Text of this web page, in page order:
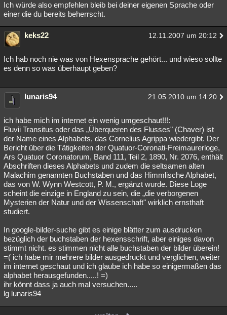
Ich würde also empfehlen bleib bei deiner eigenen Sprache oder
einer die du bereits beherrscht.
keks22 12.11.2007 um 20:12
Ich hab noch nie was von Hexensprache gehört... und wieso sollte
es denn so was überhaupt geben?
lunaris94 21.05.2010 um 14:20
ich habe mich im internet ein wenig umgeschaut!!!:
Fluvii Transitus oder das „Überqueren des Flusses" (Chaver) ist
der Name eines Alphabets, das Cornelius Agrippa wiedergibt. Der
Bericht über die Tätigkeiten der Quatuor-Coronati-Freimaurerloge,
Ars Quatuor Coronatorum, Band 111, Teil 2, 1890, Nr. 2076, enthält
Abschriften dieses Alphabets und zudem die seltsamen alten
Malachim genannten Buchstaben und das Himmlische Alphabet,
das von W. Wynn Westcott, P. M., ergänzt wurde. Diese Loge
scheint die einzige in England zu sein, die „die verborgenen
Mysterien der Natur und der Wissenschaft" wirklich ernsthaft
studiert.
In google-bilder-suche gibt es einige blätter zum ausdrucken
bezüglich der buchstaben der hexensschrift, aber einiges davon
stimmt nicht. es stimmen nicht alle buchstaben der bilder überein!
=( ich habe mir mehrere bilder ausgedruckt und verglichen, weiter
im internet geschaut und ich glaube ich habe so einigermaßen das
alphabet herausgefunden.....! =)
ihr könnt dass ja auch mal versuchen.....
lg lunaris94